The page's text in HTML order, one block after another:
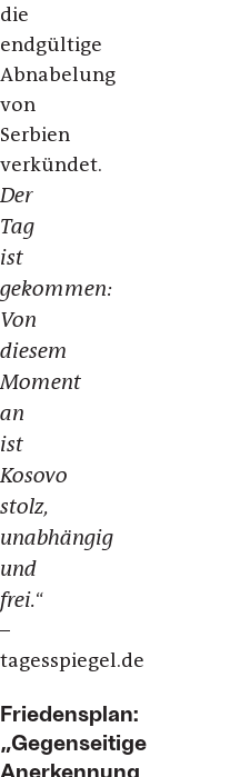
die
endgültige
Abnabelung
von
Serbien
verkündet.
Der
Tag
ist
gekommen:
Von
diesem
Moment
an
ist
Kosovo
stolz,
unabhängig
und
frei.“
–
tagesspiegel.de
Friedensplan:
„Gegenseitige
Anerkennung